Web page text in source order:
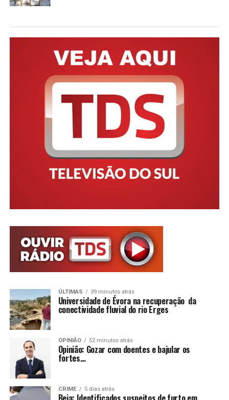
ÚLTIMAS 39 minutos atrás
Universidade de Évora na recuperação da
conectividade fluvial do rio Erges
OPINIÃO 52 minutos atrás
Opinião: Gozar com doentes e bajular os
fortes…
CRIME 5 dias atrás